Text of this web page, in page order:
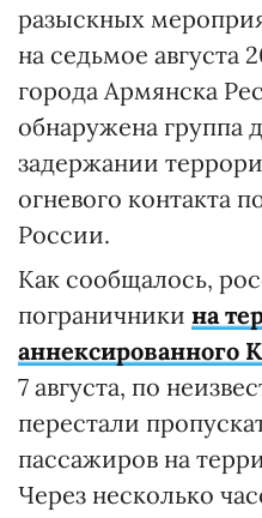
разыскных
на седьмое августа
города Армянска
обнаружена группа
задержании
огневого контакта
России.
Как сообщалось,
пограничники на
аннексированного
7 августа, по
перестали
пассажиров на
Через несколько